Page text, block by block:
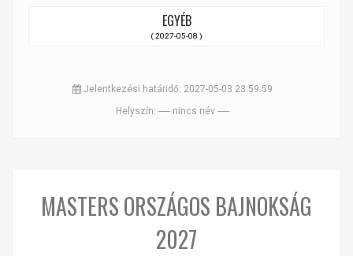
EGYÉB
( 2027-05-08 )
Jelentkezési határidő: 2027-05-03 23:59:59
Helyszín: ----- nincs név -----
MASTERS ORSZÁGOS BAJNOKSÁG
2027